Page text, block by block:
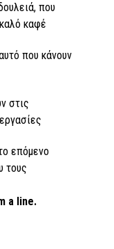
που
καφέ
που κάνουν
στις
επόμενο
τους
a line.